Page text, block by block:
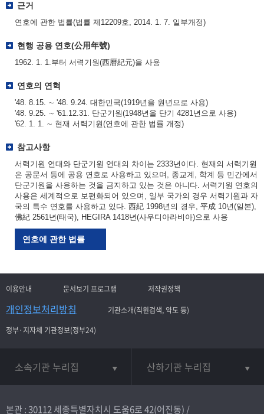
근거
연호에 관한 법률(법률 제12209호, 2014. 1. 7. 일부개정)
현행 공용 연호(公用年號)
1962. 1. 1.부터 서력기원(西曆紀元)을 사용
연호의 연혁
'48. 8.15. ∼ '48. 9.24. 대한민국(1919년을 원년으로 사용)
'48. 9.25. ∼ '61.12.31. 단군기원(1948년을 단기 4281년으로 사용)
'62. 1. 1. ∼ 현재 서력기원(연호에 관한 법률 개정)
참고사항
서력기원 연대와 단군기원 연대의 차이는 2333년이다. 현재의 서력기원
은 공문서 등에 공용 연호로 사용하고 있으며, 종교계, 학계 등 민간에서
단군기원을 사용하는 것을 금지하고 있는 것은 아니다. 서력기원 연호의
사용은 세계적으로 보편화되어 있으며, 일부 국가의 경우 서력기원과 자
국의 특수 연호를 사용하고 있다. 西紀 1998년의 경우, 平成 10년(일본),
佛紀 2561년(태국), HEGIRA 1418년(사우디아라비아)으로 사용
연호에 관한 법률
이용안내 문서보기 프로그램 저작권정책
개인정보처리방침
기관소개(직원검색, 약도 등)
정부·지자체 기관정보(정부24)
소속기관 누리집 산하기관 누리집
본관 : 30112 세종특별자치시 도움6로 42(어진동) /